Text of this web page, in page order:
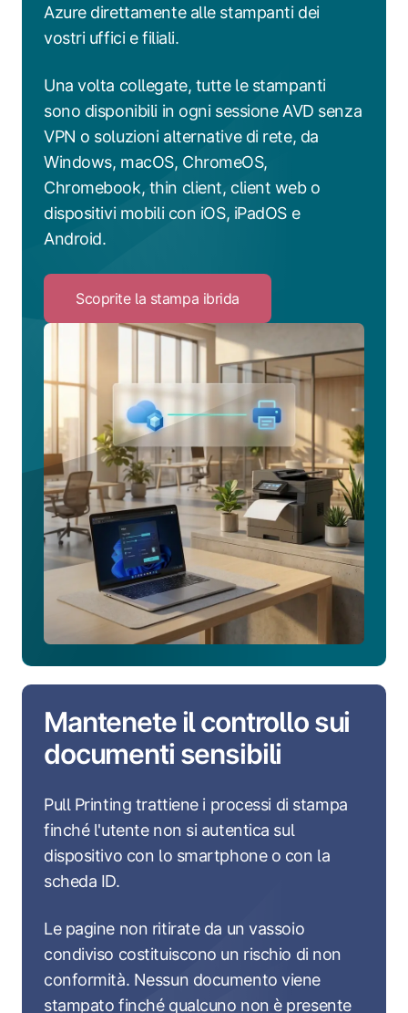
Azure direttamente alle stampanti dei
vostri uffici e filiali.
Una volta collegate, tutte le stampanti
sono disponibili in ogni sessione AVD senza
VPN o soluzioni alternative di rete, da
Windows, macOS, ChromeOS,
Chromebook, thin client, client web o
dispositivi mobili con iOS, iPadOS e
Android.
Scoprite la stampa ibrida
to
Scoprite
la
stampa
ibrida
Mantenete il controllo sui
documenti sensibili
Pull Printing trattiene i processi di stampa
finché l'utente non si autentica sul
dispositivo con lo smartphone o con la
scheda ID.
Le pagine non ritirate da un vassoio
condiviso costituiscono un rischio di non
conformità. Nessun documento viene
stampato finché qualcuno non è presente